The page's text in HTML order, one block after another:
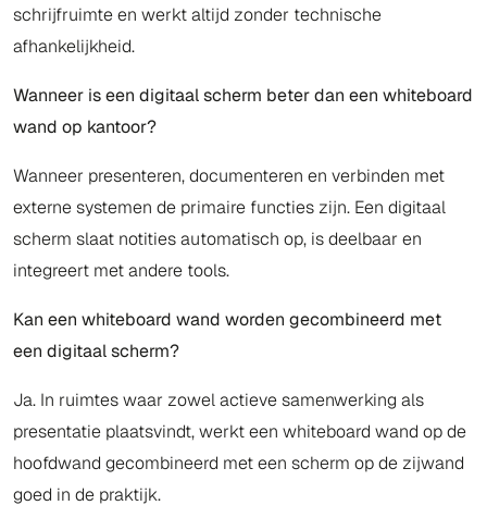
schrijfruimte en werkt altijd zonder technische
afhankelijkheid.
Wanneer is een digitaal scherm beter dan een whiteboard
wand op kantoor?
Wanneer presenteren, documenteren en verbinden met
externe systemen de primaire functies zijn. Een digitaal
scherm slaat notities automatisch op, is deelbaar en
integreert met andere tools.
Kan een whiteboard wand worden gecombineerd met
een digitaal scherm?
Ja. In ruimtes waar zowel actieve samenwerking als
presentatie plaatsvindt, werkt een whiteboard wand op de
hoofdwand gecombineerd met een scherm op de zijwand
goed in de praktijk.